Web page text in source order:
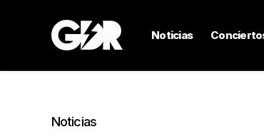
Noticias
Noticias